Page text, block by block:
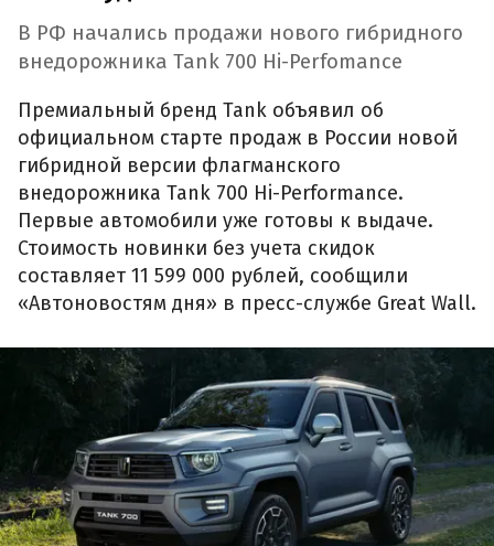
В РФ начались продажи нового гибридного
внедорожника Tank 700 Hi-Perfomance
Премиальный бренд Tank объявил об
официальном старте продаж в России новой
гибридной версии флагманского
внедорожника Tank 700 Hi-Performance.
Первые автомобили уже готовы к выдаче.
Стоимость новинки без учета скидок
составляет 11 599 000 рублей, сообщили
«Автоновостям дня» в пресс-службе Great Wall.